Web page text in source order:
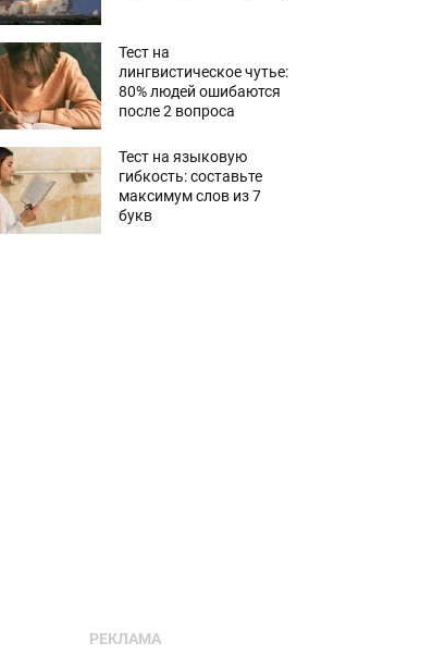
Тест на
лингвистическое чутье:
80% людей ошибаются
после 2 вопроса
Тест на языковую
гибкость: составьте
максимум слов из 7
букв